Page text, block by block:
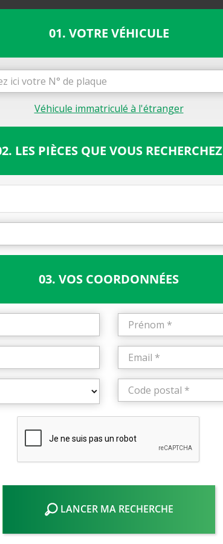
01. VOTRE VÉHICULE
Véhicule immatriculé à l'étranger
LES PIÈCES QUE VOUS RECHERCHEZ
03. VOS COORDONNÉES
LANCER MA RECHERCHE